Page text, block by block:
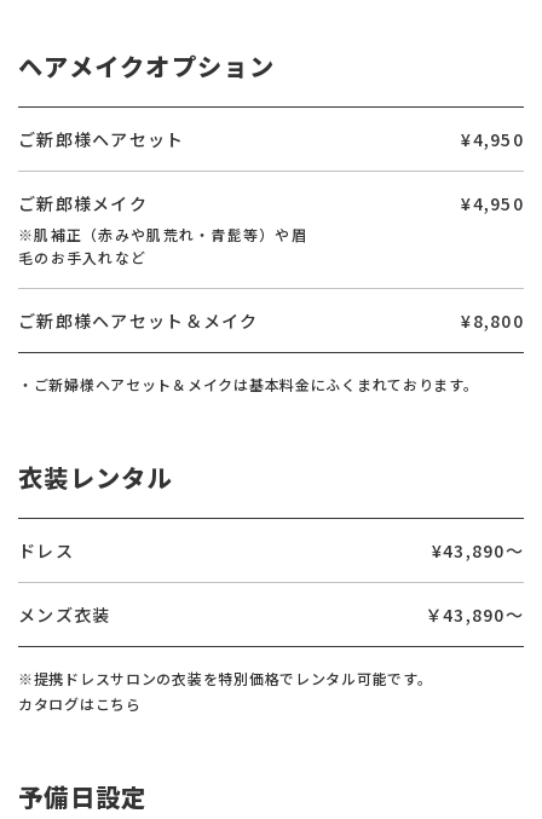
ヘアメイクオプション
ご新郎様ヘアセット ¥4,950
ご新郎様メイク
※肌補正（赤みや肌荒れ・青髭等）や眉
毛のお手入れなど
¥4,950
ご新郎様ヘアセット＆メイク ¥8,800
・ご新婦様ヘアセット＆メイクは基本料金にふくまれております。
衣装レンタル
ドレス ¥43,890〜
メンズ衣装 ￥43,890〜
※提携ドレスサロンの衣装を特別価格でレンタル可能です。
カタログはこちら
予備日設定